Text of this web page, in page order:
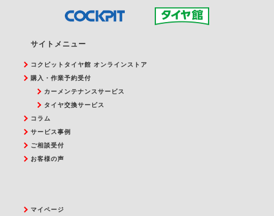
サイトメニュー
コクピットタイヤ館 オンラインストア
購入・作業予約受付
カーメンテナンスサービス
タイヤ交換サービス
コラム
サービス事例
ご相談受付
お客様の声
マイページ